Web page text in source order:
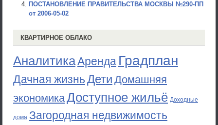
ПОСТАНОВЛЕНИЕ ПРАВИТЕЛЬСТВА МОСКВЫ №290-ПП
от 2006-05-02
КВАРТИРНОЕ ОБЛАКО
АналитикаАренда Градплан
Дачная жизньДети Домашняя
экономикаДоступное жильё Доходные
дома Загородная недвижимость